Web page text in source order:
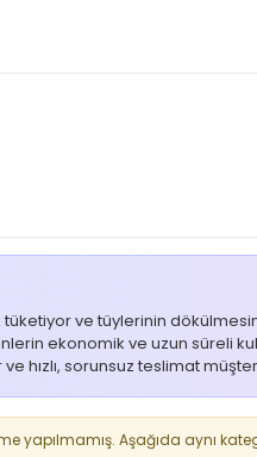
ve tüylerinin
ekonomik ve uzun süreli
hızlı, sorunsuz teslimat
yapılmamış. Aşağıda aynı